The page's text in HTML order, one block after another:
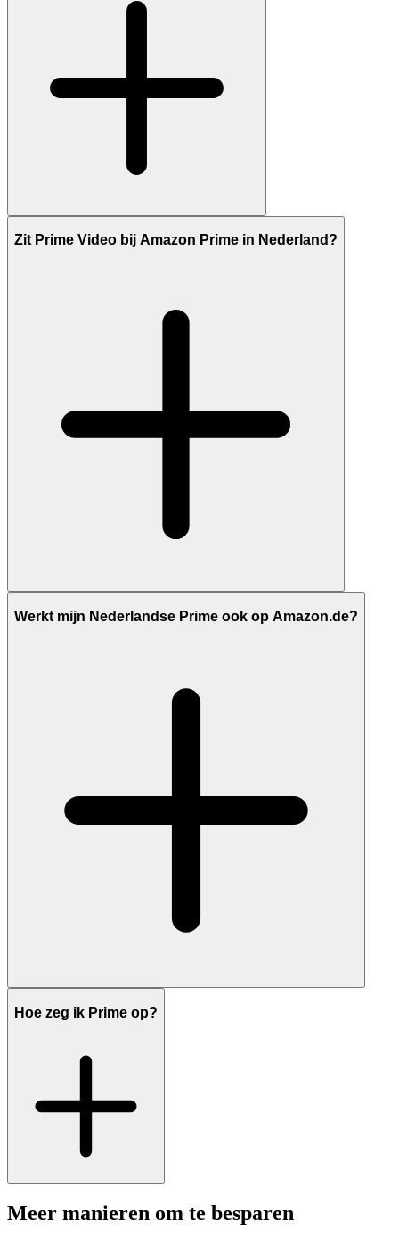
Zit Prime Video bij Amazon Prime in Nederland?
Werkt mijn Nederlandse Prime ook op Amazon.de?
Hoe zeg ik Prime op?
Meer manieren om te besparen